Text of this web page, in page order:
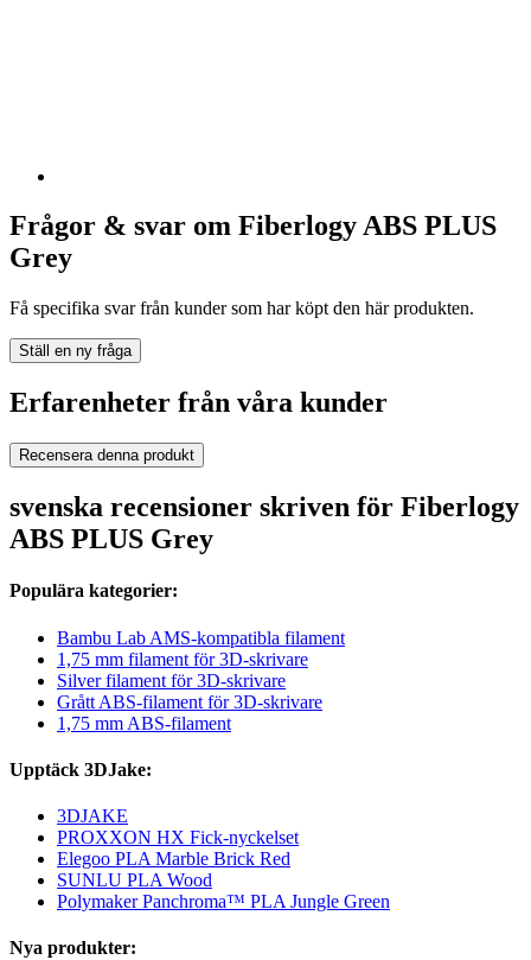
Frågor & svar om Fiberlogy ABS PLUS
Grey
Få specifika svar från kunder som har köpt den här produkten.
Ställ en ny fråga
Erfarenheter från våra kunder
Recensera denna produkt
svenska recensioner skriven för Fiberlogy
ABS PLUS Grey
Populära kategorier:
Bambu Lab AMS-kompatibla filament
1,75 mm filament för 3D-skrivare
Silver filament för 3D-skrivare
Grått ABS-filament för 3D-skrivare
1,75 mm ABS-filament
Upptäck 3DJake:
3DJAKE
PROXXON HX Fick-nyckelset
Elegoo PLA Marble Brick Red
SUNLU PLA Wood
Polymaker Panchroma™ PLA Jungle Green
Nya produkter: